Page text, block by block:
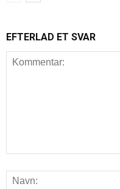
EFTERLAD ET SVAR